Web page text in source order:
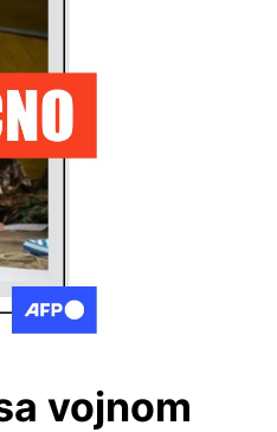
vojnom